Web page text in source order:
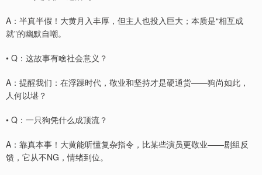
A：半真半假！大黄月入丰厚，但主人也投入巨大；本质是“相互成
就”的幽默自嘲。
• Q：这故事有啥社会意义？
A：提醒我们：在浮躁时代，敬业和坚持才是硬通货——狗尚如此，
人何以堪？
• Q：一只狗凭什么成顶流？
A：靠真本事！大黄能听懂复杂指令，比某些演员更敬业——剧组反
馈，它从不NG，情绪到位。